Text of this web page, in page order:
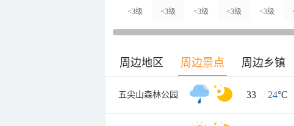
<3级 <3级 <3级 <3级 <3级
周边地区 周边景点 周边乡镇
五尖山森林公园 33 / 24°C